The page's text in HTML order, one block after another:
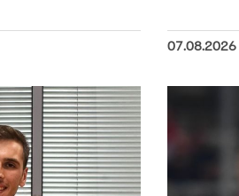
07.08.2026